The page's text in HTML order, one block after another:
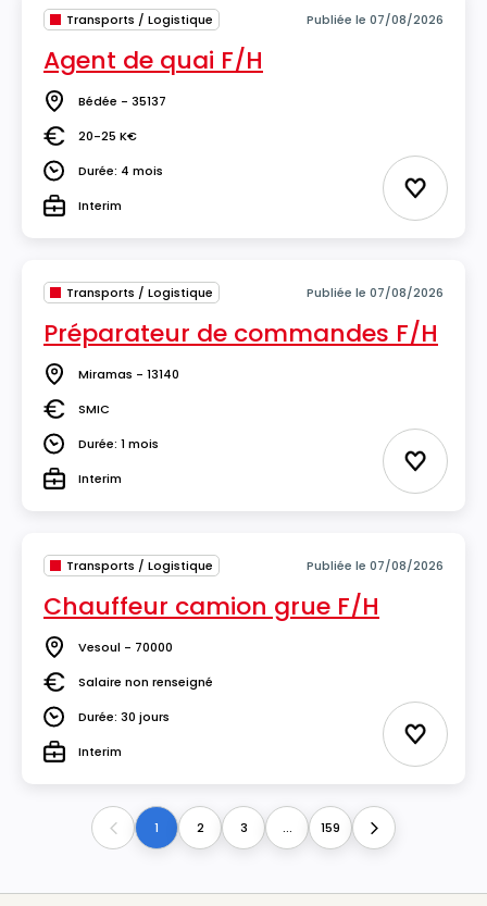
Transports / Logistique Publiée le 07/08/2026
Agent de quai F/H
Lieu Bédée - 35137
Salaire20-25 K€
DuréeDurée: 4 mois
TypeInterim Ajouter
Transports / Logistique Publiée le 07/08/2026
Préparateur de commandes F/H
Lieu Miramas - 13140
Salaire
SMIC
DuréeDurée: 1 mois
TypeInterim Ajouter
Transports / Logistique Publiée le 07/08/2026
Chauffeur camion grue F/H
Lieu Vesoul - 70000
SalaireSalaire non renseigné
DuréeDurée: 30 jours
TypeInterim Ajouter
Previous1 2 3 ... 159 Next